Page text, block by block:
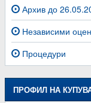
Архив до
Независими
Процедури
ПРОФИЛ НА